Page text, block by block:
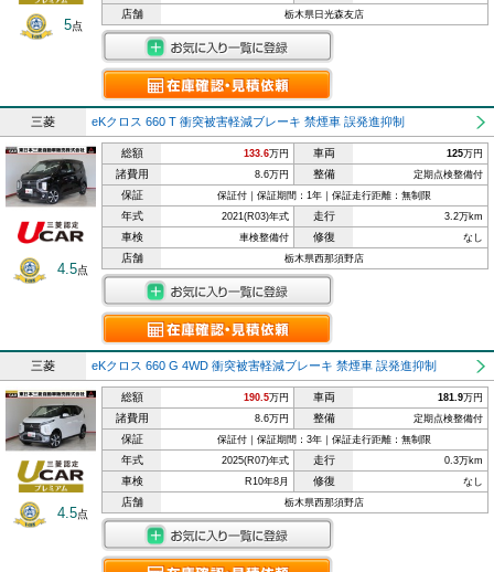
5点
店舗 栃木県日光森友店
三菱 eKクロス 660 T 衝突被害軽減ブレーキ 禁煙車 誤発進抑制
4.5点
総額 133.6万円 車両 125万円
諸費用 8.6万円 整備 定期点検整備付
保証 保証付｜保証期間：1年｜保証走行距離：無制限
年式 2021(R03)年式 走行 3.2万km
車検 車検整備付 修復 なし
店舗 栃木県西那須野店
三菱 eKクロス 660 G 4WD 衝突被害軽減ブレーキ 禁煙車 誤発進抑制
4.5点
総額 190.5万円 車両 181.9万円
諸費用 8.6万円 整備 定期点検整備付
保証 保証付｜保証期間：3年｜保証走行距離：無制限
年式 2025(R07)年式 走行 0.3万km
車検 R10年8月 修復 なし
店舗 栃木県西那須野店